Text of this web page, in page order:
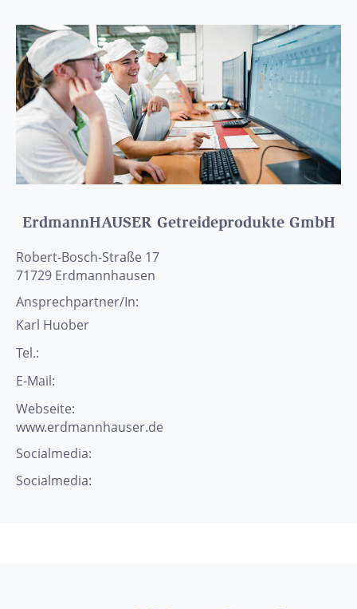
ErdmannHAUSER Getreideprodukte GmbH
Robert-Bosch-Straße 17
71729 Erdmannhausen
Ansprechpartner/In:
Karl Huober
Tel.:
E-Mail:
Webseite:
www.erdmannhauser.de
Socialmedia:
Socialmedia: